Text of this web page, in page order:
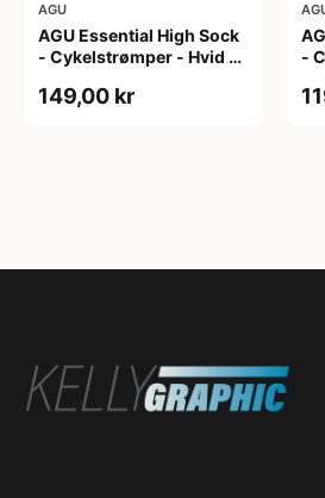
AGU
AGU Essential High Sock
- Cykelstrømper - Hvid -
149,00 kr
-